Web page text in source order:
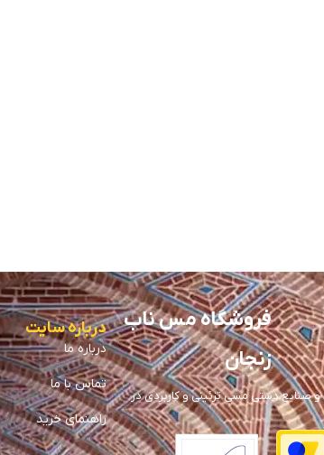
فروشگاه مس ناب
زنجان
صنایع دستی مسی تزئینی و کاربردی در
درباره سایت
درباره ما
تماس با ما
راهنمای خرید